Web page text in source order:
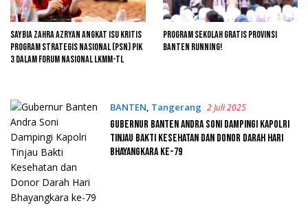
Saybia Zahra Azryan Angkat Isu Kritis
Program Strategis Nasional (PSN) PIK
3 dalam Forum Nasional LKMM-TL
Program Sekolah Gratis Provinsi
Banten Running!
BANTEN, Tangerang 2 Juli 2025
Gubernur Banten Andra Soni Dampingi Kapolri
Tinjau Bakti Kesehatan dan Donor Darah Hari
Bhayangkara ke-79